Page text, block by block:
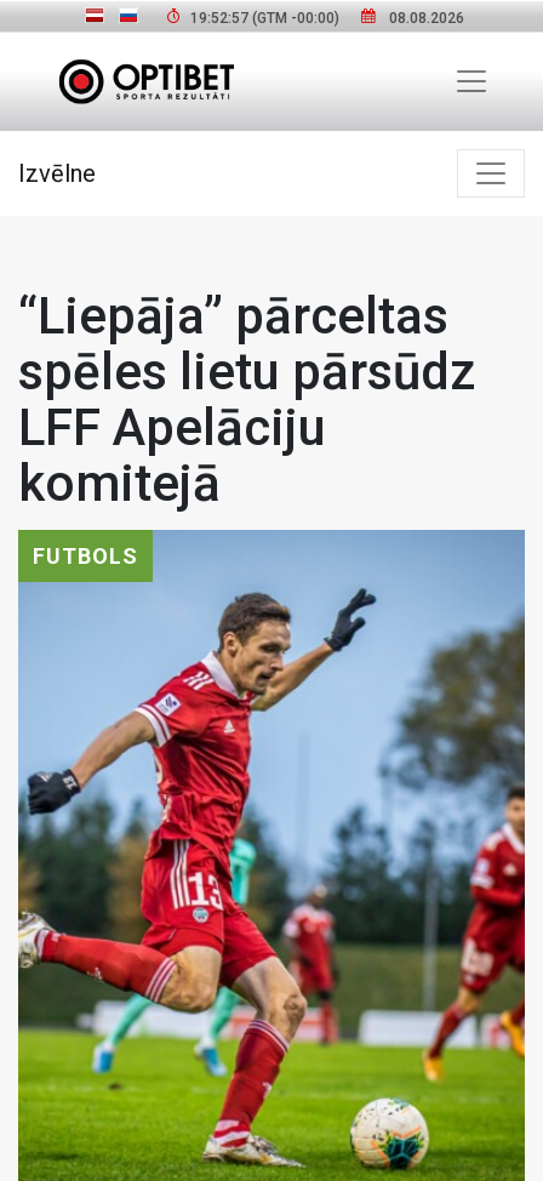
19:52:58(GTM -00:00) 08.08.2026
Izvēlne
“Liepāja” pārceltas
spēles lietu pārsūdz
LFF Apelāciju
komitejā
FUTBOLS